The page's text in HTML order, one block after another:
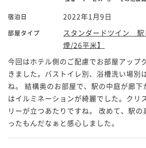
宿泊日 2022年1月9日
部屋タイプ
スタンダードツイン
煙/26平米】
今回はホテル側のご配慮でお部屋アップ
きました。バストイレ別、浴槽洗い場別
ね。 結構奥のお部屋で、駅の中庭が廊
はイルミネーションが綺麗でした。クリ
リーが立つあたりですね。 改めて、駅
ったもんだなぁと感心しました。